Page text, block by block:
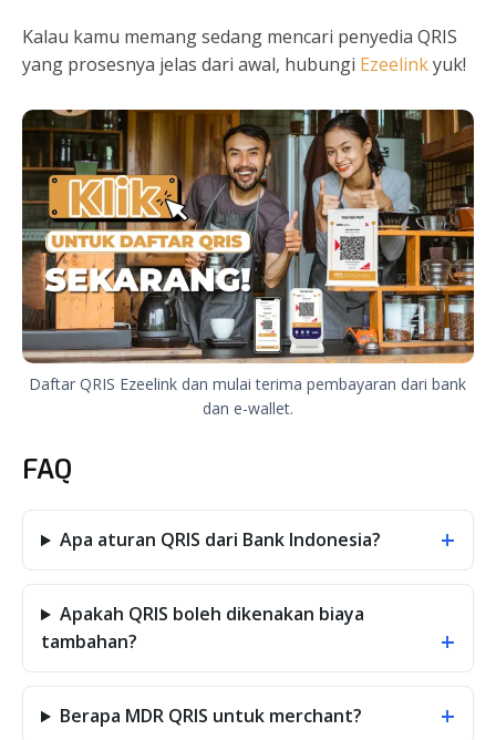
Kalau kamu memang sedang mencari penyedia QRIS
yang prosesnya jelas dari awal, hubungi Ezeelinkyuk!
Daftar QRIS Ezeelink dan mulai terima pembayaran dari bank
dan e-wallet.
FAQ
Apa aturan QRIS dari Bank Indonesia? +
Apakah QRIS boleh dikenakan biaya
tambahan?
+
Berapa MDR QRIS untuk merchant? +